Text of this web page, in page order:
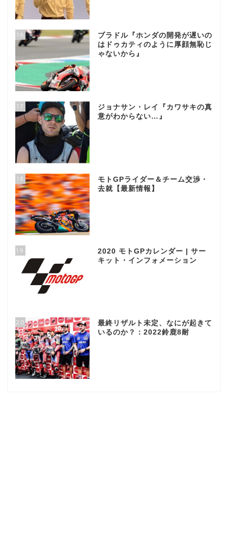
16
ブラドル『ホンダの開発が遅いの
はドゥカティのように厚顔無恥じ
ゃないから』
17
ジョナサン・レイ『カワサキの真
意がわからない…』
18
モトGPライダー＆チーム交渉・
去就【最新情報】
19
2020 モトGPカレンダー | サー
キット・インフォメーション
20
最終リザルト未定、なにが起きて
いるのか？：2022鈴鹿8耐